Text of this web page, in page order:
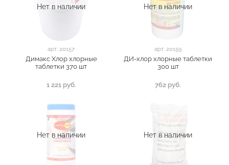
Нет в наличии
арт. 20157
Димакс Хлор хлорные
таблетки 370 шт
1 221 руб.
Нет в наличии
арт. 20159
ДИ-хлор хлорные таблетки
300 шт
762 руб.
Нет в наличии Нет в наличии